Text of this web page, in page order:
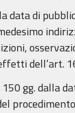
data di
dell’art.
gg. dalla